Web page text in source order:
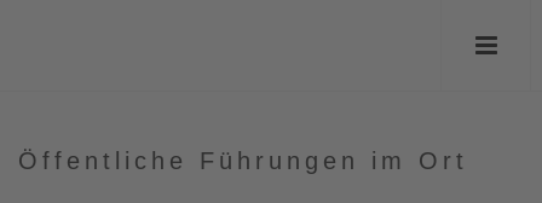
Öffentliche Führungen im Ort